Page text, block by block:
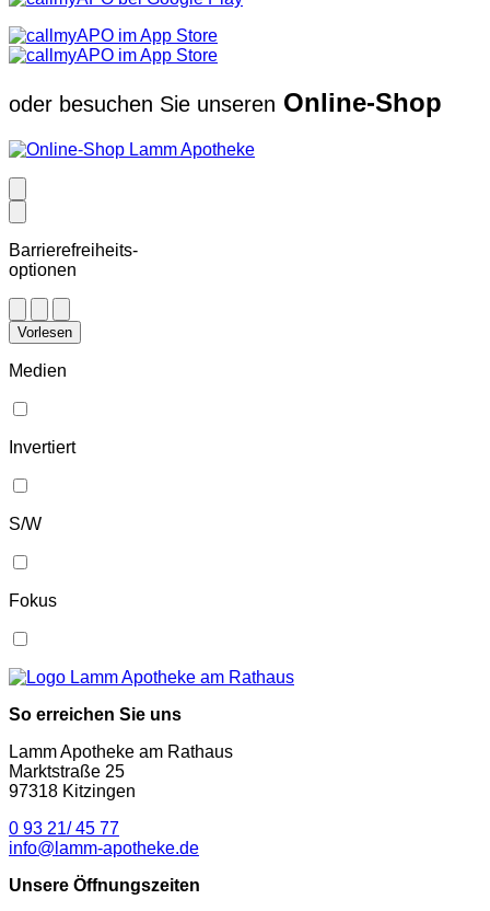
oder besuchen Sie unseren Online-Shop
Barrierefreiheits-
optionen
Vorlesen
Medien
Invertiert
S/W
Fokus
So erreichen Sie uns
Lamm Apotheke am Rathaus
Marktstraße 25
97318 Kitzingen
0 93 21/ 45 77
info@lamm-apotheke.de
Unsere Öffnungszeiten